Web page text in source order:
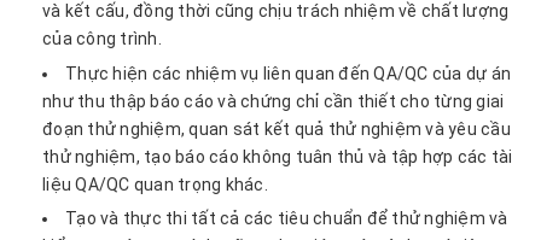
và kết cấu, đồng thời cũng chịu trách nhiệm về chất lượng
của công trình.
Thực hiện các nhiệm vụ liên quan đến QA/QC của dự án
như thu thập báo cáo và chứng chỉ cần thiết cho từng giai
đoạn thử nghiệm, quan sát kết quả thử nghiệm và yêu cầu
thử nghiệm, tạo báo cáo không tuân thủ và tập hợp các tài
liệu QA/QC quan trọng khác.
Tạo và thực thi tất cả các tiêu chuẩn để thử nghiệm và